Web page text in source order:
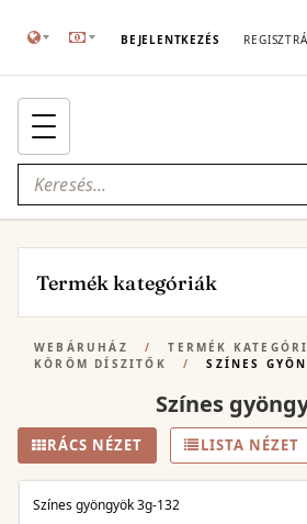
BEJELENTKEZÉS
Termék kategóriák
WEBÁRUHÁZ / TERMÉK
KÖRÖM DÍSZITŐK
/ SZÍNES
Színes
RÁCS NÉZET LISTA NÉZET
Színes gyöngyök 3g-132